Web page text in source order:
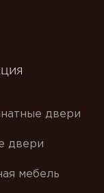
двери
двери
мебель